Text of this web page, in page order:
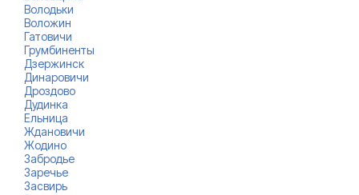
Володьки
Воложин
Гатовичи
Грумбиненты
Дзержинск
Динаровичи
Дроздово
Дудинка
Ельница
Ждановичи
Жодино
Забродье
Заречье
Засвирь